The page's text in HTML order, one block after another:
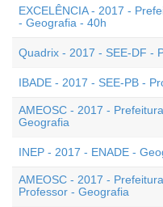
EXCELÊNCIA - 2017 -
- Geografia - 40h
Quadrix - 2017 - SEE-DF -
IBADE - 2017 - SEE-PB -
AMEOSC - 2017 -
Geografia
INEP - 2017 - ENADE -
AMEOSC - 2017 -
Professor - Geografia